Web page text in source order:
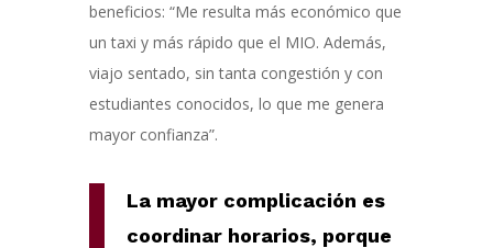
beneficios: “Me resulta más económico que
un taxi y más rápido que el MIO. Además,
viajo sentado, sin tanta congestión y con
estudiantes conocidos, lo que me genera
mayor confianza”.
La mayor complicación es
coordinar horarios, porque